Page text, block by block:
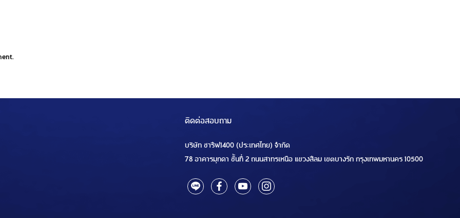
ติดต่อสอบถาม
บริษัท ชารีฟ1400 (ประเทศไทย) จำกัด
78 อาคารมุกดา ชั้นที่ 2 ถนนสาทรเหนือ แขวงสีลม เขตบางรัก กรุงเทพมหานคร 10500